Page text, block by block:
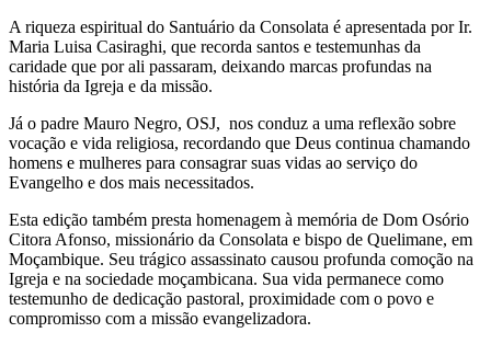
A riqueza espiritual do Santuário da Consolata é apresentada por Ir.
Maria Luisa Casiraghi, que recorda santos e testemunhas da
caridade que por ali passaram, deixando marcas profundas na
história da Igreja e da missão.
Já o padre Mauro Negro, OSJ, nos conduz a uma reflexão sobre
vocação e vida religiosa, recordando que Deus continua chamando
homens e mulheres para consagrar suas vidas ao serviço do
Evangelho e dos mais necessitados.
Esta edição também presta homenagem à memória de Dom Osório
Citora Afonso, missionário da Consolata e bispo de Quelimane, em
Moçambique. Seu trágico assassinato causou profunda comoção na
Igreja e na sociedade moçambicana. Sua vida permanece como
testemunho de dedicação pastoral, proximidade com o povo e
compromisso com a missão evangelizadora.